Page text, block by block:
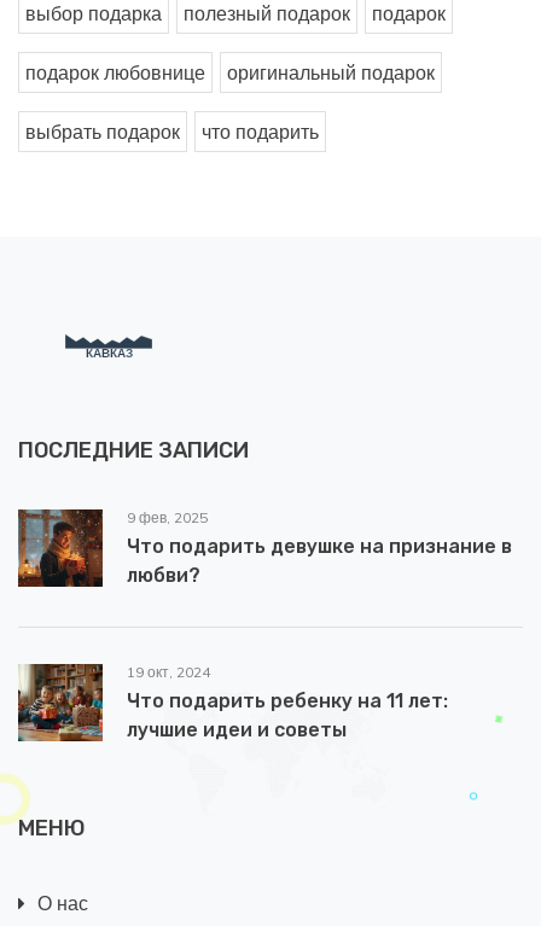
выбор подарка полезный подарок подарок
подарок любовнице оригинальный подарок
выбрать подарок что подарить
ПОСЛЕДНИЕ ЗАПИСИ
9 фев, 2025
Что подарить девушке на признание в
любви?
19 окт, 2024
Что подарить ребенку на 11 лет:
лучшие идеи и советы
МЕНЮ
О нас